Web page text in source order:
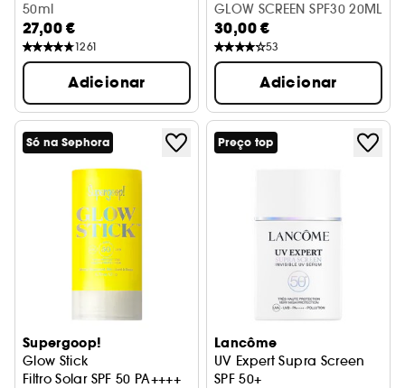
50ml
27,00 €
1261
Adicionar
GLOW SCREEN SPF30 20ML
30,00 €
53
Adicionar
Só na Sephora
Supergoop!
Glow Stick
Filtro Solar SPF 50 PA++++
Preço top
Lancôme
UV Expert Supra Screen
SPF 50+